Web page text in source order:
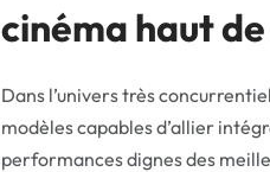
cinéma haut
Dans l’univers très
modèles capables d’allier
performances dignes des